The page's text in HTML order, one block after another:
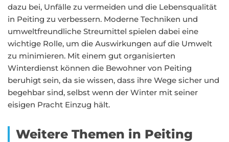
dazu bei, Unfälle zu vermeiden und die Lebensqualität
in Peiting zu verbessern. Moderne Techniken und
umweltfreundliche Streumittel spielen dabei eine
wichtige Rolle, um die Auswirkungen auf die Umwelt
zu minimieren. Mit einem gut organisierten
Winterdienst können die Bewohner von Peiting
beruhigt sein, da sie wissen, dass ihre Wege sicher und
begehbar sind, selbst wenn der Winter mit seiner
eisigen Pracht Einzug hält.
Weitere Themen in Peiting